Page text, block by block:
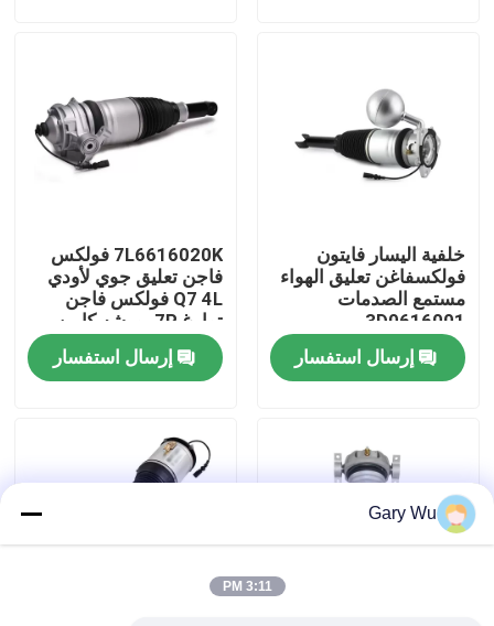
فيديوهات
جولة في المعمل
رقابة جودة
حالات
خلفية اليسار فايتون
فولكسفاغن تعليق الهواء
مستمع الصدمات
3D0616001
إرسال استفسار
7L6616020K فولكس
فاجن تعليق جوي لأودي
Q7 4L فولكس فاجن
توارغ 7P بورشه كايين
92A
إرسال استفسار
Gary Wu
3:11 PM